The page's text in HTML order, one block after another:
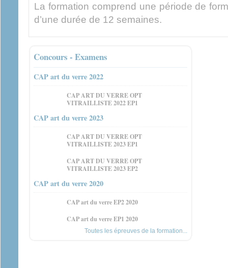
La formation comprend une période de
d’une durée de 12 semaines.
Concours - Examens
CAP art du verre 2022
CAP ART DU VERRE OPT
VITRAILLISTE 2022 EP1
CAP art du verre 2023
CAP ART DU VERRE OPT
VITRAILLISTE 2023 EP1
CAP ART DU VERRE OPT
VITRAILLISTE 2023 EP2
CAP art du verre 2020
CAP art du verre EP2 2020
CAP art du verre EP1 2020
Toutes les épreuves de la formation...